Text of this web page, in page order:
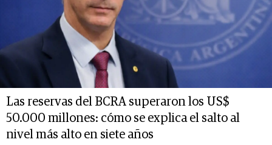
Las reservas del BCRA superaron los US$
50.000 millones: cómo se explica el salto al
nivel más alto en siete años